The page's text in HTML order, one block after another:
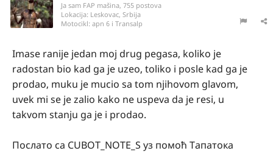
Ja sam FAP mašina, 755 postova
Lokacija: Leskovac, Srbija
Motocikl: apn 6 i Transalp
Imase ranije jedan moj drug pegasa, koliko je
radostan bio kad ga je uzeo, toliko i posle kad ga je
prodao, muku je mucio sa tom njihovom glavom,
uvek mi se je zalio kako ne uspeva da je resi, u
takvom stanju ga je i prodao.
Послато са CUBOT_NOTE_S уз помоћ Тапатока